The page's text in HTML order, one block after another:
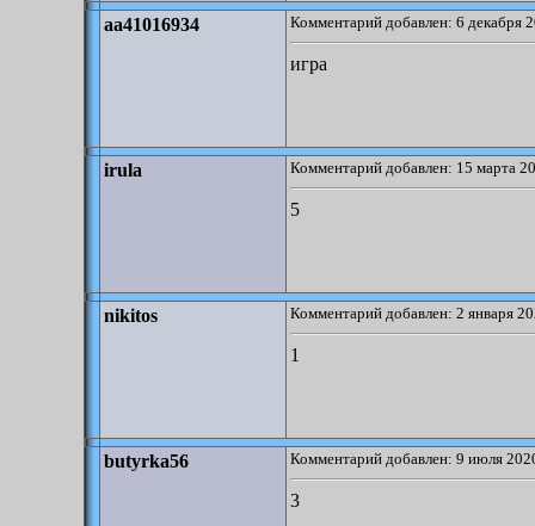
aa41016934 Комментарий добавлен: 6 декабря
игра
irula Комментарий добавлен: 15 марта
5
nikitos Комментарий добавлен: 2 января
1
butyrka56 Комментарий добавлен: 9 июля
3